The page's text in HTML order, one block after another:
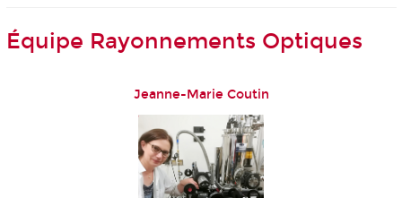
Équipe Rayonnements Optiques
Jeanne-Marie Coutin